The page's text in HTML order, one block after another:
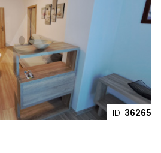
ID: 36265